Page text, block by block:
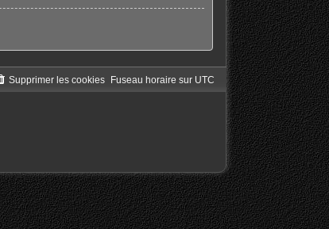
Fuseau horaire sur UTC
Supprimer les cookies